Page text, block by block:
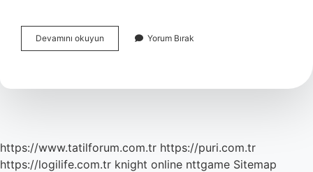
Devamını okuyun Balıkesir
Eskişehir
Yorum Bırak
https://www.tatilforum.com.tr https://puri.com.tr
https://logilife.com.tr knight online nttgame Sitemap